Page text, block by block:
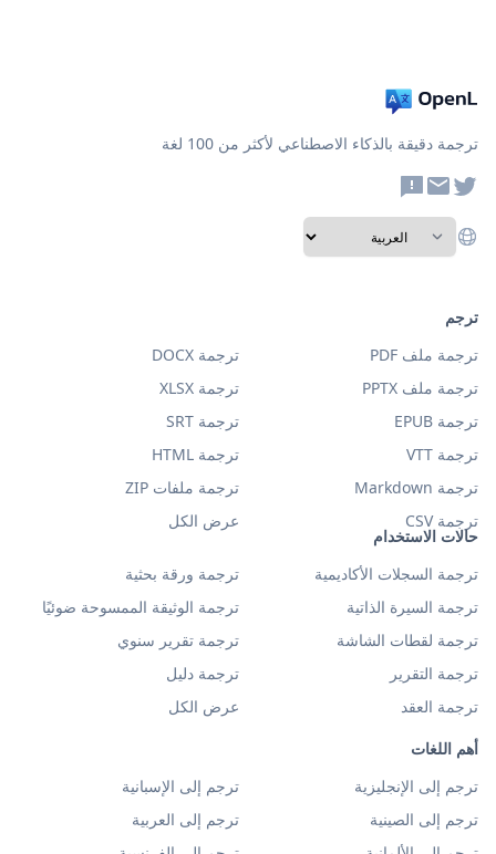
ترجمة دقيقة بالذكاء الاصطناعي لأكثر من 100 لغة
حالات الاستخدام
ترجمة السجلات الأكاديمية
ترجمة ورقة بحثية
ترجمة السيرة الذاتية
ترجمة الوثيقة الممسوحة ضوئيًا
ترجمة لقطات الشاشة
ترجمة تقرير سنوي
ترجمة التقرير
ترجمة دليل
ترجمة العقد
عرض الكل
أهم اللغات
ترجم إلى الإنجليزية
ترجم إلى الإسبانية
ترجم إلى الصينية
ترجم إلى العربية
ترجم
ترجمة ملف PDF
ترجمة DOCX
ترجمة ملف PPTX
ترجمة XLSX
ترجمة EPUB
ترجمة SRT
ترجمة VTT
ترجمة HTML
ترجمة Markdown
ترجمة ملفات ZIP
ترجمة CSV
عرض الكل